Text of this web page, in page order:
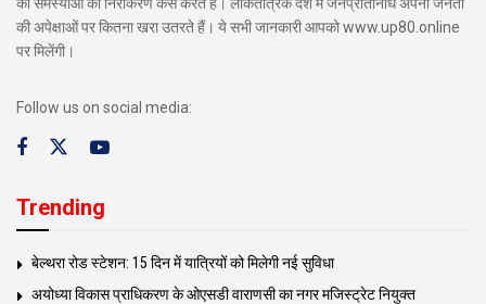
की अपेक्षाओं पर कितना खरा उतरते हैं। ये सभी जानकारी आपको www.up80.online
पर मिलेंगी।
Follow us on social media:
Trending
बेल्थरा रोड स्टेशन: 15 दिन में यात्रियों को मिलेगी नई सुविधा
अयोध्या विकास प्राधिकरण के ओएसडी वाराणसी का नगर मजिस्ट्रेट नियुक्त